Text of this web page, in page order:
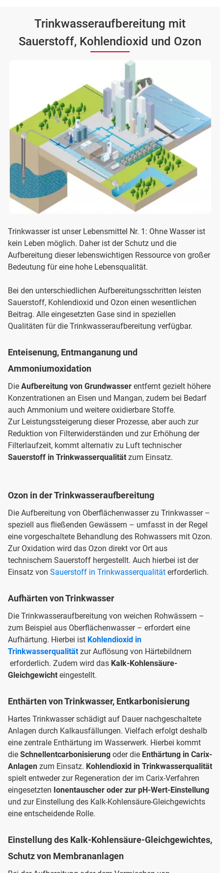
Trinkwasseraufbereitung mit
Sauerstoff, Kohlendioxid und Ozon
Trinkwasser ist unser Lebensmittel Nr. 1: Ohne Wasser ist
kein Leben möglich. Daher ist der Schutz und die
Aufbereitung dieser lebenswichtigen Ressource von großer
Bedeutung für eine hohe Lebensqualität.
Bei den unterschiedlichen Aufbereitungsschritten leisten
Sauerstoff, Kohlendioxid und Ozon einen wesentlichen
Beitrag. Alle eingesetzten Gase sind in speziellen
Qualitäten für die Trinkwasseraufbereitung verfügbar.
Enteisenung, Entmanganung und
Ammoniumoxidation
Die Aufbereitung von Grundwasser entfernt gezielt höhere
Konzentrationen an Eisen und Mangan, zudem bei Bedarf
auch Ammonium und weitere oxidierbare Stoffe.
Zur Leistungssteigerung dieser Prozesse, aber auch zur
Reduktion von Filterwiderständen und zur Erhöhung der
Filterlaufzeit, kommt alternativ zu Luft technischer
Sauerstoff in Trinkwasserqualität zum Einsatz.
Ozon in der Trinkwasseraufbereitung
Die Aufbereitung von Oberflächenwasser zu Trinkwasser –
speziell aus fließenden Gewässern – umfasst in der Regel
eine vorgeschaltete Behandlung des Rohwassers mit Ozon.
Zur Oxidation wird das Ozon direkt vor Ort aus
technischem Sauerstoff hergestellt. Auch hierbei ist der
Einsatz von Sauerstoff in Trinkwasserqualität erforderlich.
Aufhärten von Trinkwasser
Die Trinkwasseraufbereitung von weichen Rohwässern –
zum Beispiel aus Oberflächenwasser – erfordert eine
Aufhärtung. Hierbei ist Kohlendioxid in
Trinkwasserqualitätzur Auflösung von Härtebildnern
erforderlich. Zudem wird das Kalk-Kohlensäure-
Gleichgewicht eingestellt.
Enthärten von Trinkwasser, Entkarbonisierung
Hartes Trinkwasser schädigt auf Dauer nachgeschaltete
Anlagen durch Kalkausfällungen. Vielfach erfolgt deshalb
eine zentrale Enthärtung im Wasserwerk. Hierbei kommt
die Schnellentcarbonisierung oder die Enthärtung in Carix-
Anlagen zum Einsatz. Kohlendioxid in Trinkwasserqualität
spielt entweder zur Regeneration der im Carix-Verfahren
eingesetzten Ionentauscher oder zur pH-Wert-Einstellung
und zur Einstellung des Kalk-Kohlensäure-Gleichgewichts
eine entscheidende Rolle.
Einstellung des Kalk-Kohlensäure-Gleichgewichtes,
Schutz von Membrananlagen